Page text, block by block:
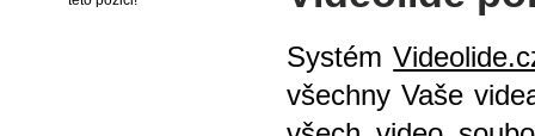
Systém
všechny Vaše